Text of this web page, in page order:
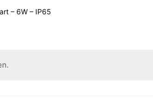
– 6W – IP65